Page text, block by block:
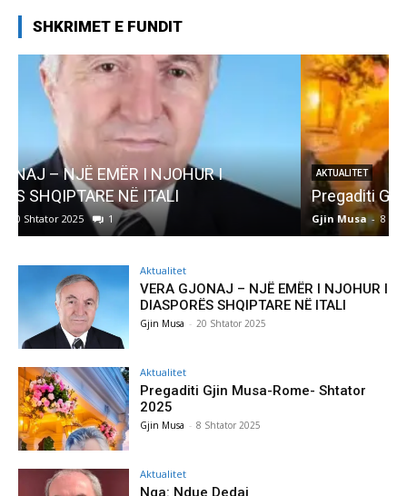
SHKRIMET E FUNDIT
AKTUALITET
Pregaditi Gjin Musa-Rome- Shtator 2025
Gjin Musa - 8 Shtator 2025
Aktualitet
VERA GJONAJ – NJË EMËR I NJOHUR I
DIASPORËS SHQIPTARE NË ITALI
Gjin Musa - 20 Shtator 2025
Aktualitet
Pregaditi Gjin Musa-Rome- Shtator
2025
Gjin Musa - 8 Shtator 2025
Aktualitet
Nga: Ndue Dedaj